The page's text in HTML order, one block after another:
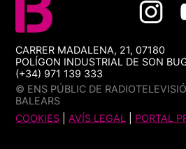
CARRER MADALENA, 21, 07180
POLÍGON INDUSTRIAL DE SON
(+34) 971 139 333
© ENS PÚBLIC DE
BALEARS
COOKIES |AVÍS LEGAL PORTAL